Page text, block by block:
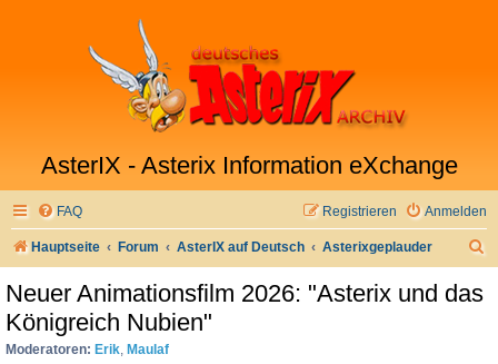
AsterIX - Asterix Information eXchange
FAQ Anmelden
Registrieren
Hauptseite Forum AsterIX auf Deutsch Asterixgeplauder
Neuer Animationsfilm 2026: "Asterix und das
Königreich Nubien"
Moderatoren: Erik, Maulaf